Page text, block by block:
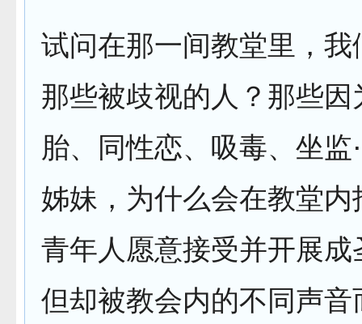
试问在那一间教堂里，
那些被歧视的人？那些
胎、同性恋、吸毒、坐
姊妹，为什么会在教堂
青年人愿意接受并开展
但却被教会内的不同声